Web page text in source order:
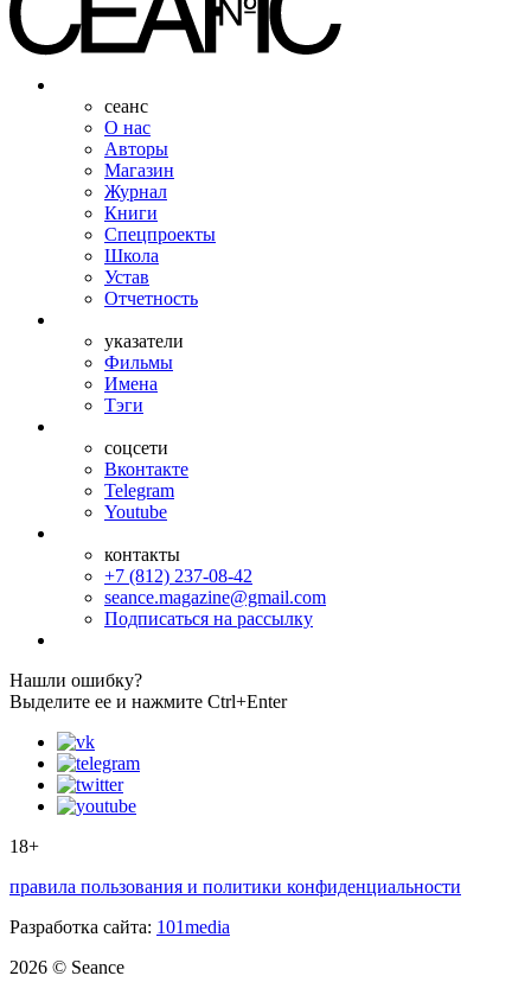
сеанс
О нас
Авторы
Магазин
Журнал
Книги
Спецпроекты
Школа
Устав
Отчетность
указатели
Фильмы
Имена
Тэги
соцсети
Вконтакте
Telegram
Youtube
контакты
+7 (812) 237-08-42
seance.magazine@gmail.com
Подписаться на рассылку
Нашли ошибку?
Выделите ее и нажмите Ctrl+Enter
18+
правила пользования и политики конфиденциальности
Разработка сайта: 101media
2026 © Seance